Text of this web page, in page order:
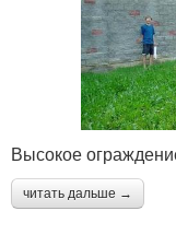
Высокое
читать дальше →